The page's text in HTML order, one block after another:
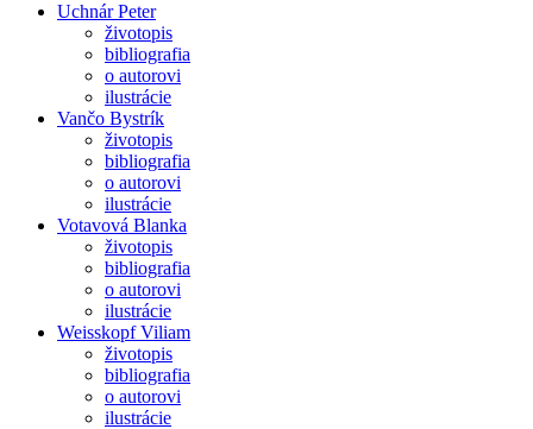
Uchnár Peter
životopis
bibliografia
o autorovi
ilustrácie
Vančo Bystrík
životopis
bibliografia
o autorovi
ilustrácie
Votavová Blanka
životopis
bibliografia
o autorovi
ilustrácie
Weisskopf Viliam
životopis
bibliografia
o autorovi
ilustrácie